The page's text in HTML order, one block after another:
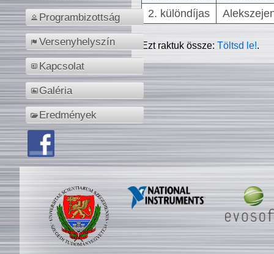
Programbizottság
Versenyhelyszín
Kapcsolat
Galéria
Eredmények
2. különdíjas
Ezt raktuk össze:Töltsd le!.